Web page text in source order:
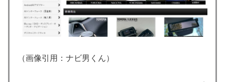
（画像引用：ナビ男くん）